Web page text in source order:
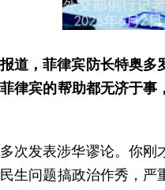
报道，菲律宾防长特奥
律宾的帮助都无济于
次发表涉华谬论。你
生问题搞政治作秀，